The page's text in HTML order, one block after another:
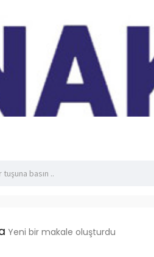
Yeni bir makale oluşturdu